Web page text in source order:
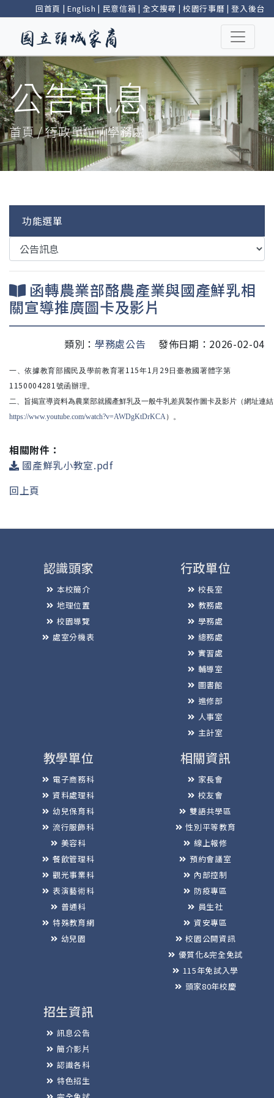
回首頁 | English | 民意信箱 |全文搜尋 | 校園行事曆 |登入後台
公告訊息
首頁 / 行政單位 / 學務處
功能選單
函轉農業部酪農產業與國產鮮乳相
關宣導推廣圖卡及影片
類別： 學務處公告 發佈日期：2026-02-04
一、依據教育部國民及學前教育署115年1 月29 日臺教國署體字第
1150004281 號函辦理。
二、旨揭宣導資料為農業部就國產鮮乳及一般牛乳差異製作圖卡及影片（網址連
https://www.youtube.com/watch?v=AWDgKtDrKCA）。
相關附件：
國產鮮乳小教室.pdf
回上頁
認識頭家
本校簡介
地理位置
校園導覽
處室分機表
行政單位
校長室
教務處
學務處
總務處
實習處
輔導室
圖書館
進修部
人事室
主計室
教學單位
電子商務科
資料處理科
幼兒保育科
流行服飾科
美容科
餐飲管理科
觀光事業科
表演藝術科
普通科
特殊教育網
幼兒園
相關資訊
家長會
校友會
雙語共學區
性別平等教育
線上報修
預約會議室
內部控制
防疫專區
員生社
資安專區
校園公開資訊
優質化&完全免試
115年免試入學
頭家80年校慶
招生資訊
訊息公告
簡介影片
認識各科
特色招生